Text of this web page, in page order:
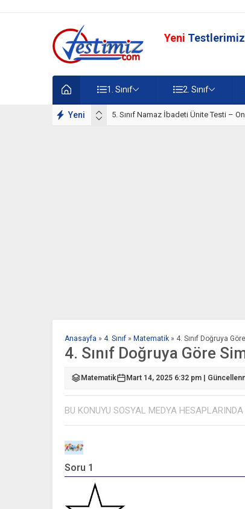
Yeni
1. Sınıf 2. Sınıf
Yeni 5. Sınıf Namaz İbadeti Ünite Testi –
Anasayfa » 4. Sınıf » Matematik » 4. Sınıf Doğruya
4. Sınıf Doğruya Göre
Matematik Mart 14, 2025 6:32 pm |
BU KONUYU SOSYAL MEDYA
Soru 1